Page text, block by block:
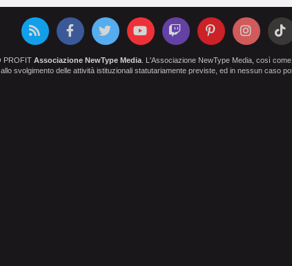
PROFIT Associazione NewType Media. L'Associazione NewType Media, così
svolgimento delle attività istituzionali statutariamente previste, ed in nessun caso